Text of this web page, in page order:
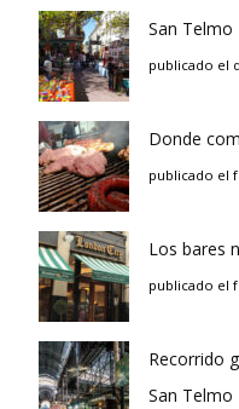
San Telmo
publicado el
Donde
publicado el
Los bares
publicado el
Recorrido
San Telmo